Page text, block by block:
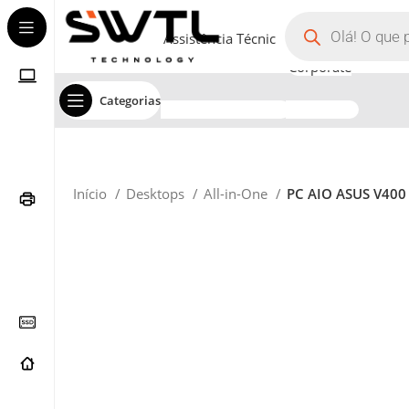
Categorias
Assistência Técnica
Corporate
Início Desktops All-in-One PC AIO ASUS